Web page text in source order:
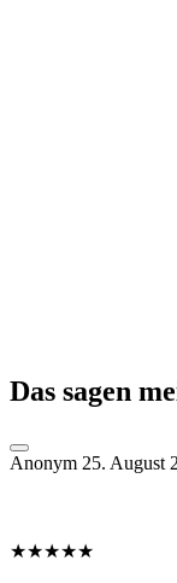
Das sagen
Anonym 25. August
★★★★★